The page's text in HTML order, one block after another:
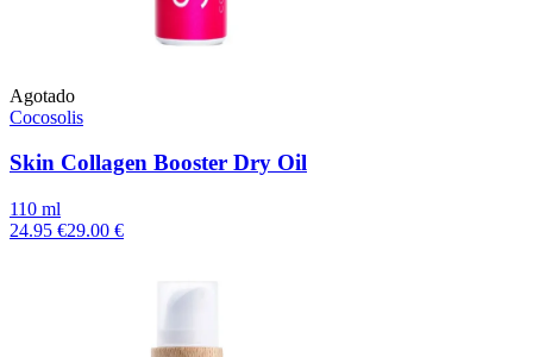
Agotado
Cocosolis
Skin Collagen Booster Dry Oil
110 ml
24.95 €29.00 €